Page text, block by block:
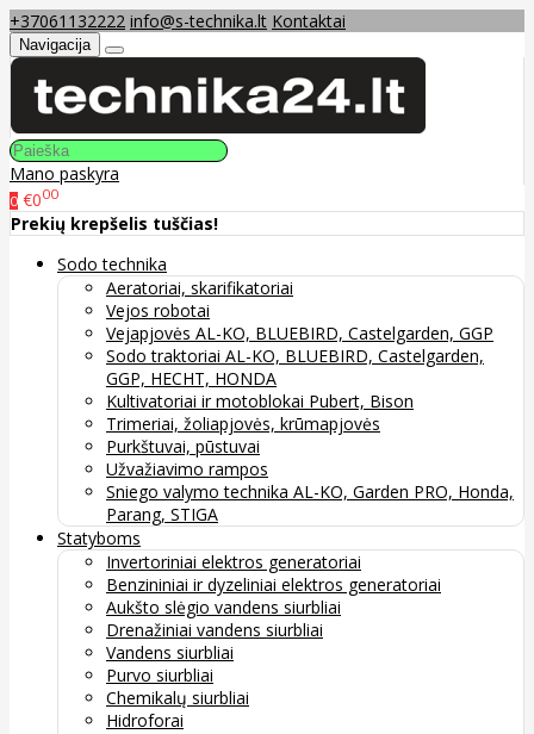
+37061132222 info@s-technika.lt Kontaktai
Navigacija
Mano paskyra
0 €000
Prekių krepšelis tuščias!
Sodo technika
Aeratoriai, skarifikatoriai
Vejos robotai
Vejapjovės AL-KO, BLUEBIRD, Castelgarden, GGP
Sodo traktoriai AL-KO, BLUEBIRD, Castelgarden,
GGP, HECHT, HONDA
Kultivatoriai ir motoblokai Pubert, Bison
Trimeriai, žoliapjovės, krūmapjovės
Purkštuvai, pūstuvai
Užvažiavimo rampos
Sniego valymo technika AL-KO, Garden PRO, Honda,
Parang, STIGA
Statyboms
Invertoriniai elektros generatoriai
Benzininiai ir dyzeliniai elektros generatoriai
Aukšto slėgio vandens siurbliai
Drenažiniai vandens siurbliai
Vandens siurbliai
Purvo siurbliai
Chemikalų siurbliai
Hidroforai